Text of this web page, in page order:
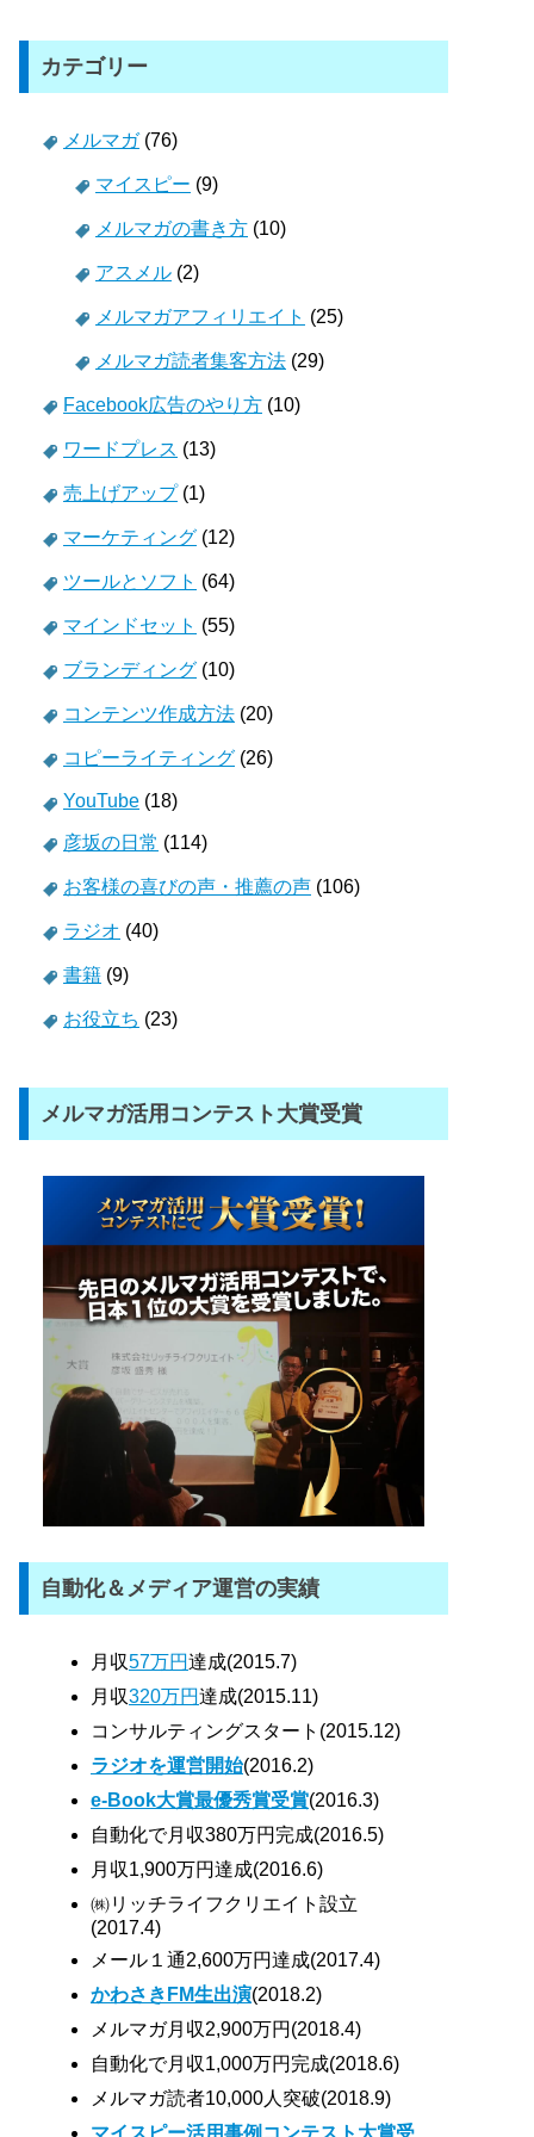
カテゴリー
メルマガ(76)
マイスピー (9)
メルマガの書き方 (10)
アスメル (2)
メルマガアフィリエイト (25)
メルマガ読者集客方法 (29)
Facebook広告のやり方 (10)
ワードプレス (13)
売上げアップ(1)
マーケティング (12)
ツールとソフト (64)
マインドセット (55)
ブランディング (10)
コンテンツ作成方法 (20)
コピーライティング (26)
YouTube (18)
彦坂の日常 (114)
お客様の喜びの声・推薦の声 (106)
ラジオ (40)
書籍 (9)
お役立ち (23)
メルマガ活用コンテスト大賞受賞
自動化＆メディア運営の実績
月収57万円達成(2015.7)
月収320万円達成(2015.11)
コンサルティングスタート(2015.12)
ラジオを運営開始(2016.2)
e-Book大賞最優秀賞受賞(2016.3)
自動化で月収380万円完成(2016.5)
月収1,900万円達成(2016.6)
㈱リッチライフクリエイト設立
(2017.4)
メール１通2,600万円達成(2017.4)
かわさきFM生出演(2018.2)
メルマガ月収2,900万円(2018.4)
自動化で月収1,000万円完成(2018.6)
メルマガ読者10,000人突破(2018.9)
マイスピー活用事例コンテスト大賞受